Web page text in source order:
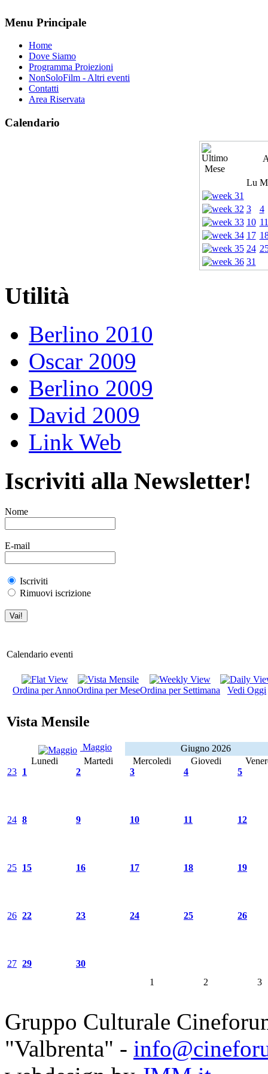
Menu Principale
Home
Dove Siamo
Programma Proiezioni
NonSoloFilm - Altri eventi
Contatti
Area Riservata
Calendario
Lu
3
4
10 11
17
24
31
Utilità
Berlino 2010
Oscar 2009
Berlino 2009
David 2009
Link Web
Iscriviti alla Newsletter!
Nome
E-mail
Iscriviti
Rimuovi iscrizione
Calendario eventi
Ordina per AnnoOrdina per MeseOrdina per Settimana Vedi Oggi
Vista Mensile
Maggio
Giugno 2026
Lunedi
Martedi Mercoledi Giovedi
23 1 2 3 4 5
24 8 9 10 11 12
25 15 16 17 18 19
26 22 23 24 25 26
27 29
30
1
2 3
Gruppo Culturale
"Valbrenta" -